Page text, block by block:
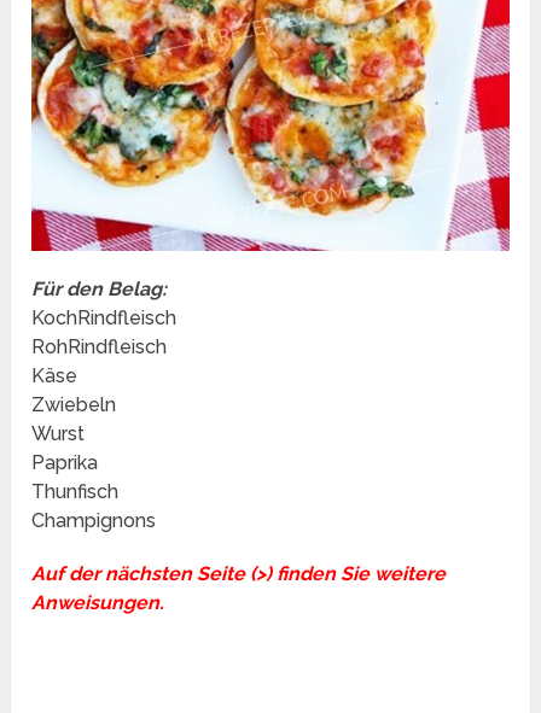
Für den Belag:
KochRindfleisch
RohRindfleisch
Käse
Zwiebeln
Wurst
Paprika
Thunfisch
Champignons
Auf der nächsten Seite (>) finden Sie weitere
Anweisungen.